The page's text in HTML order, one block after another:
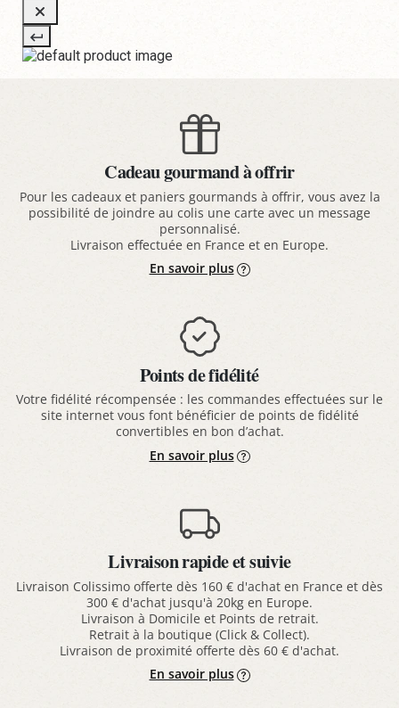
Cadeau gourmand à offrir
Pour les cadeaux et paniers gourmands à offrir, vous avez la
possibilité de joindre au colis une carte avec un message
personnalisé.
Livraison effectuée en France et en Europe.
En savoir plus
Points de fidélité
Votre fidélité récompensée : les commandes effectuées sur le
site internet vous font bénéficier de points de fidélité
convertibles en bon d’achat.
En savoir plus
Livraison rapide et suivie
Livraison Colissimo offerte dès 160 € d'achat en France et dès
300 € d'achat jusqu'à 20kg en Europe.
Livraison à Domicile et Points de retrait.
Retrait à la boutique (Click & Collect).
Livraison de proximité offerte dès 60 € d'achat.
En savoir plus